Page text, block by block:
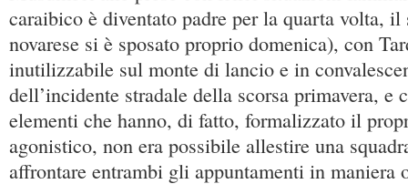
caraibico è diventato padre per la quarta volta, il
novarese si è sposato proprio domenica), con
inutilizzabile sul monte di lancio e in
dell’incidente stradale della scorsa primavera, e
elementi che hanno, di fatto, formalizzato il
agonistico, non era possibile allestire una
affrontare entrambi gli appuntamenti in maniera